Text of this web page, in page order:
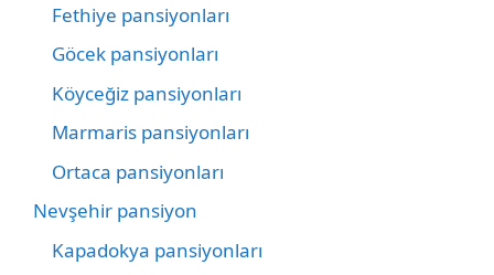
Fethiye pansiyonları
Göcek pansiyonları
Köyceğiz pansiyonları
Marmaris pansiyonları
Ortaca pansiyonları
Nevşehir pansiyon
Kapadokya pansiyonları